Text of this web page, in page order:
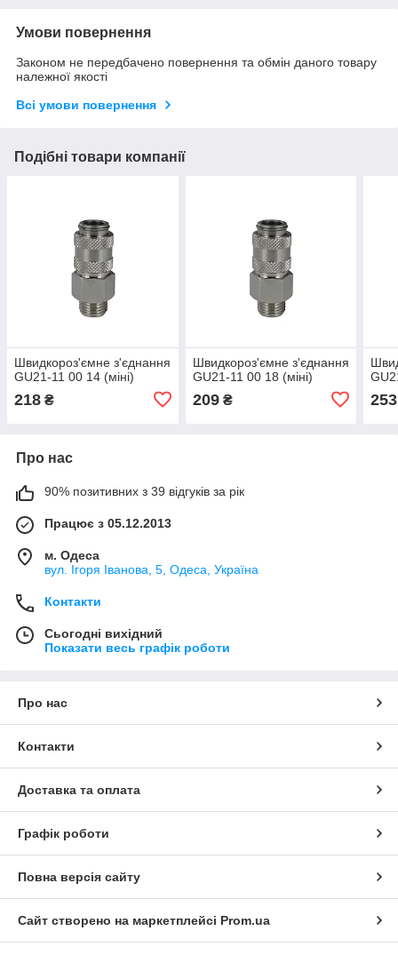
Умови повернення
Законом не передбачено повернення та обмін даного товару
належної якості
Всі умови повернення
Подібні товари компанії
Швидкороз'ємне з'єднання
GU21-11 00 14 (міні)
218 ₴
Швидкороз'ємне з'єднання
GU21-11 00 18 (міні)
209₴ 253
Про нас
90% позитивних з 39 відгуків за рік
Працює з 05.12.2013
м. Одеса
вул. Ігоря Іванова, 5, Одеса, Україна
Контакти
Сьогодні вихідний
Показати весь графік роботи
Про нас
Контакти
Доставка та оплата
Графік роботи
Повна версія сайту
Сайт створено на маркетплейсі Prom.ua